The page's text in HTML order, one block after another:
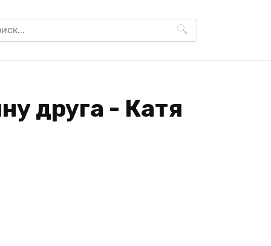
друга - Катя